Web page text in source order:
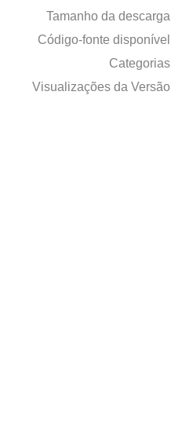
Tamanho da descarga
Código-fonte disponível
Categorias
Visualizações da Versão